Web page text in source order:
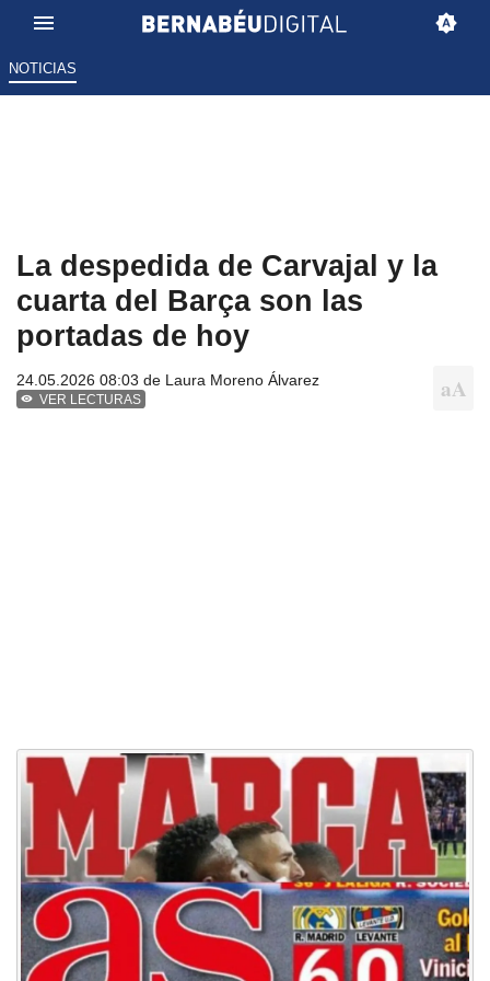
NOTICIAS
La despedida de Carvajal y la
cuarta del Barça son las
portadas de hoy
24.05.2026 08:03 de Laura Moreno Álvarez
VER LECTURAS